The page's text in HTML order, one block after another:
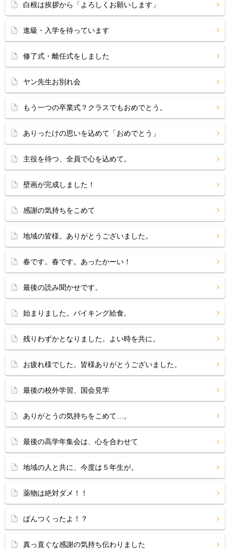
白根は挨拶から「よろしくお願いします」
進級・入学を待っています
修了式・離任式をしました
ヤン先生お別れ会
もう一つの卒業式？クラスでもおめでとう。
ありったけの思いを込めて「おめでとう」
主役を待つ、全員で心を込めて。
壁画が完成しました！
感謝の気持ちをこめて
地域の皆様。ありがとうございました。
春です。春です。あったかーい！
最後の読み聞かせです。
始まりました。バイキング給食。
残りわずかとなりました。よい時を共に。
お疲れ様でした。皆様ありがとうございました。
最後の校外学習、国会見学
ありがとうの気持ちをこめて…。
最後の高学年集会は、心を合わせて
地域の人と共に、今度は５年生が。
薬物は絶対ダメ！！
ぱんつくったよ！？
真っ直ぐな感謝の気持ち伝わりました